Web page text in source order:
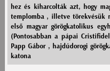
hez és kiharcolták azt, hogy
templomba , illetve törekvésük
első magyar görögkatolikus
(Pontosabban a pápai
Papp Gábor , hajdúdorogi
katona